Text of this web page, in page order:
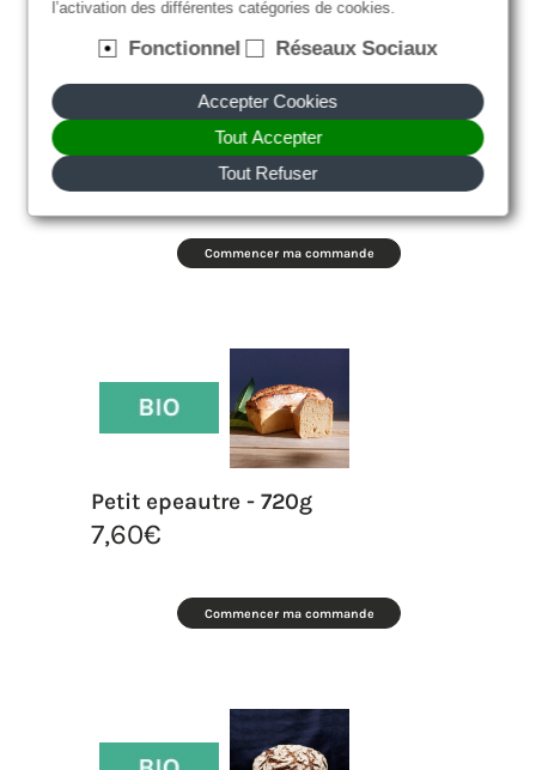
Petit epeautre - 360g
Commencer ma commande
Petit epeautre - 720g
7,60€
Commencer ma commande
l’activation des différentes catégories de cookies.
Fonctionnel Réseaux Sociaux
Accepter Cookies
Tout Accepter
Tout Refuser